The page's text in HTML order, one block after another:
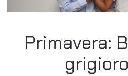
Primavera: